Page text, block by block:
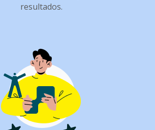
resultados.